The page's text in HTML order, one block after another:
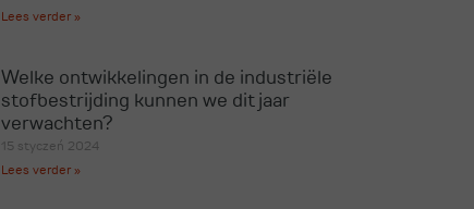
Lees verder »
Welke ontwikkelingen in de industriële
stofbestrijding kunnen we dit jaar
verwachten?
15 styczeń 2024
Lees verder »